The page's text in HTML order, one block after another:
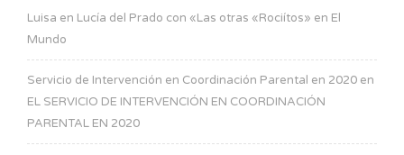
Luisa en Lucía del Prado con «Las otras «Rociítos» en El
Mundo
Servicio de Intervención en Coordinación Parental en 2020 en
EL SERVICIO DE INTERVENCIÓN EN COORDINACIÓN
PARENTAL EN 2020